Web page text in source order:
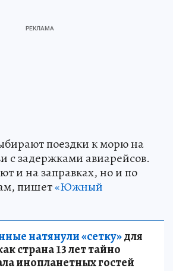
поездки к морю на
с задержками авиарейсов.
и на заправках, но и по
пишет«Южный
натянули «сетку»для
страна 13 лет тайно
инопланетных гостей